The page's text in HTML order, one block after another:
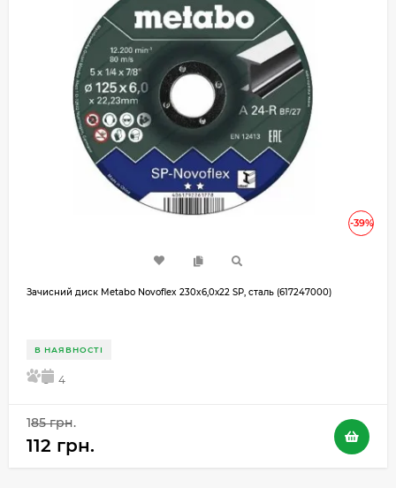
-39%
Зачисний диск Metabo Novoflex 230x6,0х22 SP, сталь (617247000)
В НАЯВНОСТІ
5 4
185 грн.
112 грн.